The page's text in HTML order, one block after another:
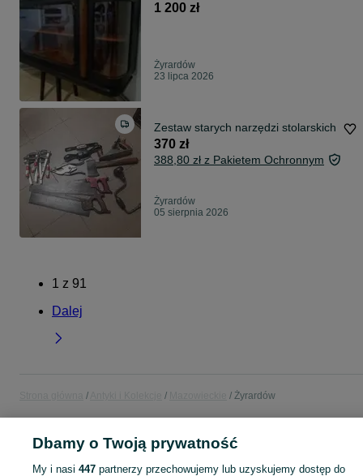
1 200 zł
Żyrardów
23 lipca 2026
Zestaw starych narzędzi stolarskich
370 zł
388,80 zł z Pakietem Ochronnym
Żyrardów
05 sierpnia 2026
1 z 91
Dalej
Żyrardów
ANTYKI I KOLEKCJE
Dbamy o Twoją prywatność
My i nasi 447partnerzy przechowujemy lub uzyskujemy dostęp do